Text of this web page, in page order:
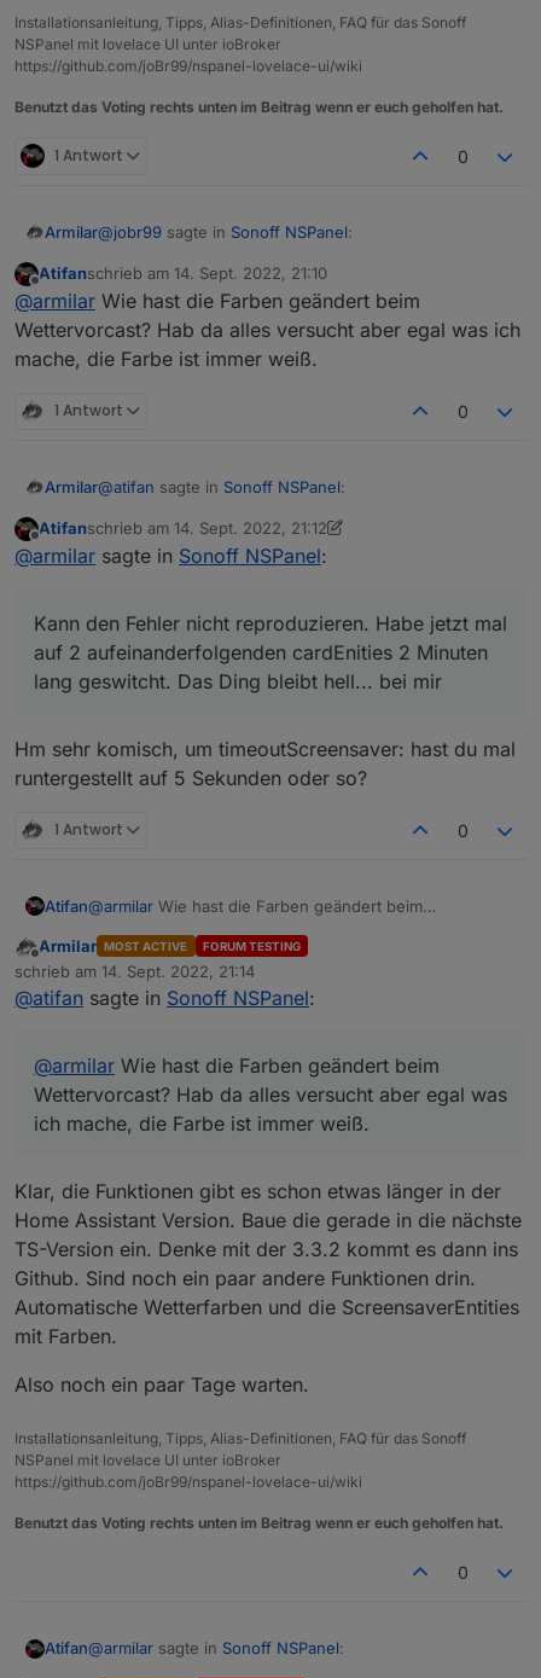
Installationsanleitung, Tipps, Alias-Definitionen, FAQ für das Sonoff
NSPanel mit lovelace UI unter ioBroker
https://github.com/joBr99/nspanel-lovelace-ui/wiki
Benutzt das Voting rechts unten im Beitrag wenn er euch geholfen hat.
1 Antwort 0
Armilar@jobr99 sagte in Sonoff NSPanel:
@armilar Der timeout bzw. das Event davon
kommt ja von der Firmware, da kannst du im
Backend nicht viel dran machen, allerdings sollte
der counter für den timeout bei einem touch
Sehe mir grad die Farben an... sehr nice
Offline
Atifanschrieb am 14. Sept. 2022, 21:10
zuletzt editiert von
@armilar Wie hast die Farben geändert beim
Wettervorcast? Hab da alles versucht aber egal was ich
mache, die Farbe ist immer weiß.
1 Antwort 0
Armilar@atifan sagte in Sonoff NSPanel:
@jobr99Also ich benutze bisher nur den Typ
passiert.
Sobald ich das Display aus dem "Standby"
erwecke durch einen Touch, fängt der Timer an
wieder aktiv.
Umgehen könnte man das halt, wenn jedes Mal
ausgelöst wird, der Timer erneuert würde.
auf 2 aufeinanderfolgenden cardEnities 2 Minuten lang
geswitcht. Das Ding bleibt hell... bei mir
Offline
Atifanschrieb am 14. Sept. 2022, 21:12
zuletzt editiert von Atifan
@armilar sagte in Sonoff NSPanel:
Kann den Fehler nicht reproduzieren. Habe jetzt mal
auf 2 aufeinanderfolgenden cardEnities 2 Minuten
lang geswitcht. Das Ding bleibt hell... bei mir
Hm sehr komisch, um timeoutScreensaver: hast du mal
runtergestellt auf 5 Sekunden oder so?
1 Antwort 0
Atifan@armilar Wie hast die Farben geändert beim
mache, die Farbe ist immer weiß.
Offline
Armilar MOST ACTIVE FORUM TESTING
schrieb am 14. Sept. 2022, 21:14
zuletzt editiert von
@atifan sagte in Sonoff NSPanel:
@armilar Wie hast die Farben geändert beim
Wettervorcast? Hab da alles versucht aber egal was
ich mache, die Farbe ist immer weiß.
Klar, die Funktionen gibt es schon etwas länger in der
Home Assistant Version. Baue die gerade in die nächste
TS-Version ein. Denke mit der 3.3.2 kommt es dann ins
Github. Sind noch ein paar andere Funktionen drin.
Automatische Wetterfarben und die ScreensaverEntities
mit Farben.
Also noch ein paar Tage warten.
Installationsanleitung, Tipps, Alias-Definitionen, FAQ für das Sonoff
NSPanel mit lovelace UI unter ioBroker
https://github.com/joBr99/nspanel-lovelace-ui/wiki
Benutzt das Voting rechts unten im Beitrag wenn er euch geholfen hat.
0
Atifan@armilar sagte in Sonoff NSPanel: